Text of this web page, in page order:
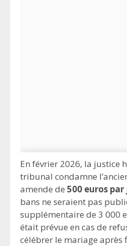
En février 2026, la justice
tribunal condamne
amende de 500 euros
bans ne seraient pas
supplémentaire de 3 000
était prévue en cas de
célébrer le mariage après